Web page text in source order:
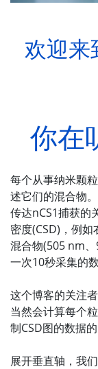
欢迎
你在
每个从事纳米颗
述它们的混合物
传达nCS1捕获的
密度(CSD)，例
混合物(505 nm
一次10秒采集的
这个博客的关注
当然会计算每个
制CSD图的数据的
展开垂直轴，我